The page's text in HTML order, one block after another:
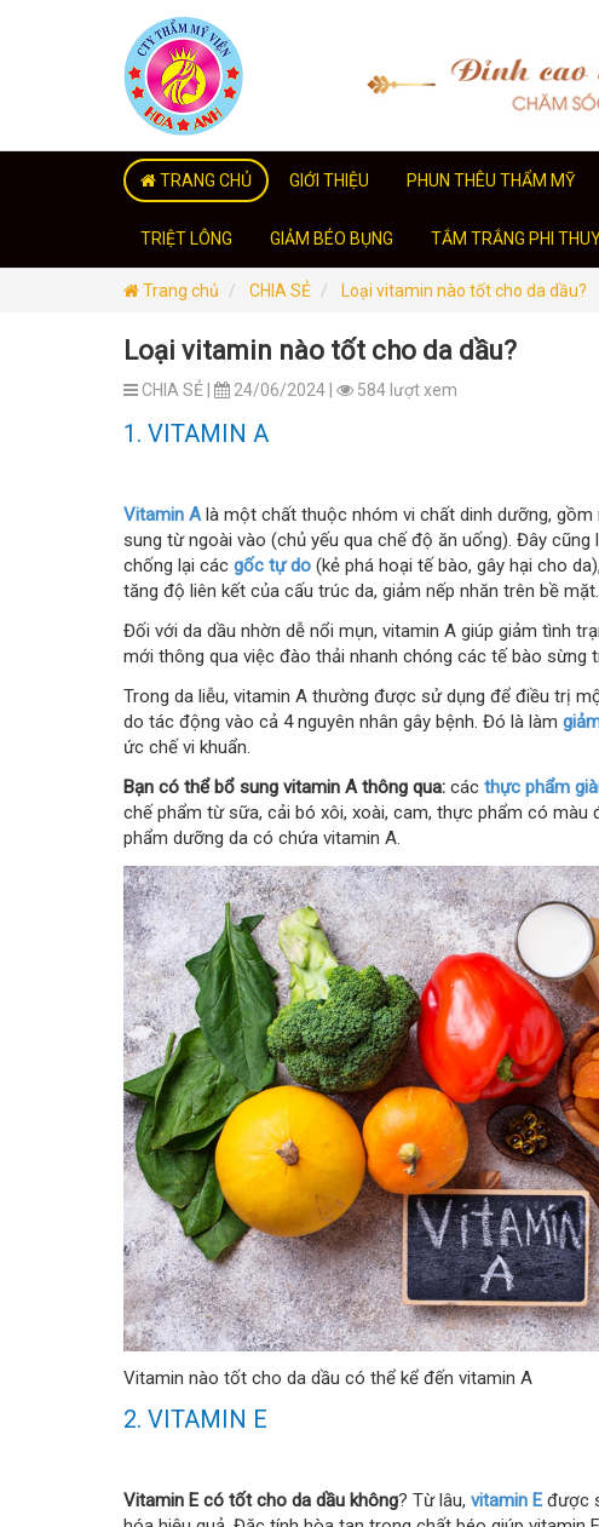
TRANG CHỦ GIỚI THIỆU PHUN THÊU THẨM MỸ
TRIỆT LÔNG GIẢM BÉO BỤNG TẮM TRẮNG PHI
Trang chủ CHIA SẺ Loại vitamin nào tốt cho da dầu?
Loại vitamin nào tốt cho da dầu?
CHIA SẺ | 24/06/2024 | 584 lượt xem
1. VITAMIN A
Vitamin Alà một chất thuộc nhóm vi chất dinh dưỡng,
sung từ ngoài vào (chủ yếu qua chế độ ăn uống). Đây cũng
chống lại các gốc tự do (kẻ phá hoại tế bào, gây hại cho
tăng độ liên kết của cấu trúc da, giảm nếp nhăn trên bề mặt.
Đối với da dầu nhờn dễ nổi mụn, vitamin A giúp giảm tình
mới thông qua việc đào thải nhanh chóng các tế bào sừng
Trong da liễu, vitamin A thường được sử dụng để điều trị
do tác động vào cả 4 nguyên nhân gây bệnh. Đó là làm
ức chế vi khuẩn.
Bạn có thể bổ sung vitamin A thông qua: các thực phẩm
chế phẩm từ sữa, cải bó xôi, xoài, cam, thực phẩm có
phẩm dưỡng da có chứa vitamin A.
Vitamin nào tốt cho da dầu có thể kể đến vitamin A
2. VITAMIN E
Vitamin E có tốt cho da dầu không? Từ lâu, vitamin E được